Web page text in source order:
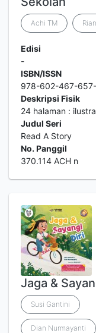
Achi TM
Edisi
-
ISBN/ISSN
978-602-467-
Deskripsi Fisik
24 halaman :
Judul Seri
Read A Story
No. Panggil
370.114 ACH n
Jaga &
Susi Gantini
Dian Nurmayanti